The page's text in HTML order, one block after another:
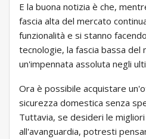
E la buona notizia è che,
fascia alta del mercato
funzionalità e si stanno
tecnologie, la fascia bassa del
un'impennata assoluta negli
Ora è possibile acquistare
sicurezza domestica senza
Tuttavia, se desideri le
all'avanguardia, potresti